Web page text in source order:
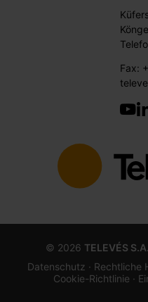
Fax:
© 2026 TELEVÉS
Datenschutz · Rechtliche
Cookie-Richtlinie ·